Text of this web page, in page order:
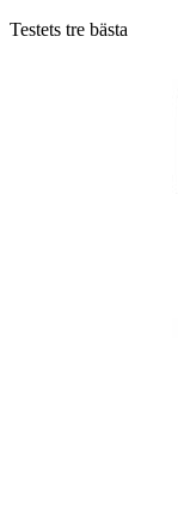
Testets tre bästa